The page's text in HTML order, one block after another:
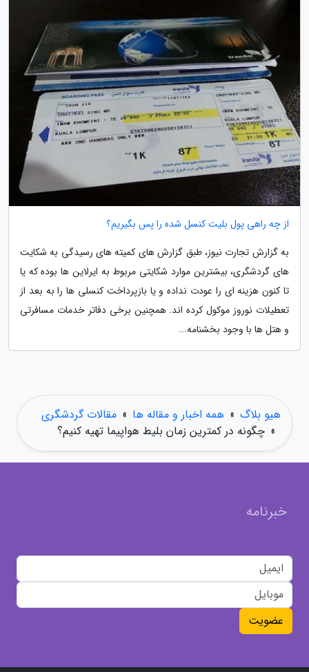
از چه راهی پول بلیت کنسل شده را پس بگیریم؟
به گزارش تجارت نیوز، طبق گزارش های کمیته های رسیدگی به شکایت
های گردشگری، بیشترین موارد شکایتی مربوط به ایرلاین ها بوده که یا
تا کنون هزینه ای را عودت نداده و یا بازپرداخت کنسلی ها را به بعد از
تعطیلات نوروز موکول کرده اند. همچنین برخی دفاتر خدمات مسافرتی
و هتل ها با وجود بخشنامه...
هیو بلاگ » همه اخبار و مقاله ها » مقالات گردشگری
» چگونه در کمترین زمان بلیط هواپیما تهیه کنیم؟
خبرنامه
عضویت